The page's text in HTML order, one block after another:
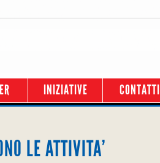
INIZIATIVE CONTATTI
LE ATTIVITA’